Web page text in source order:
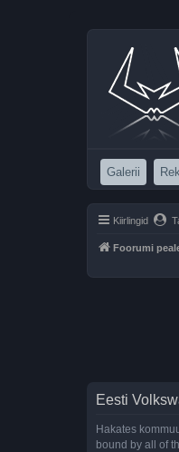
Galerii
Kiirlingid
Foorumi
Eesti
Hakates
bound by all of